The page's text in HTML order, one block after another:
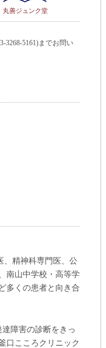
丸善ジュンク堂
3268-5161)までお問い
、精神科専門医、公
南山中学校・高等学
多くの患者と向き合
障害の診断をきっ
口こころクリニック